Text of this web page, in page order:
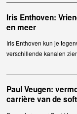
Iris Enthoven:
en meer
Iris Enthoven kun je
verschillende kanalen
Paul Veugen:
carrière van de